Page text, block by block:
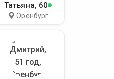
Татьяна, 60
Оренбург